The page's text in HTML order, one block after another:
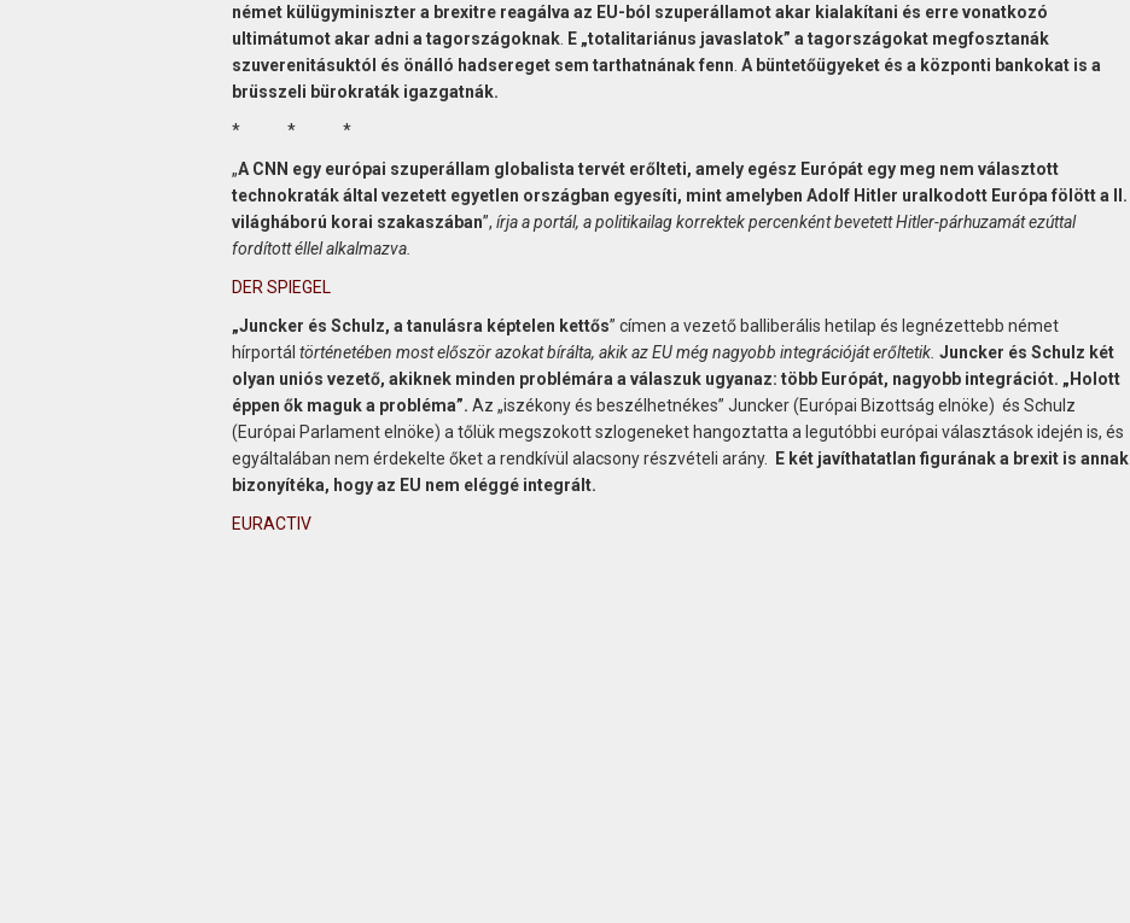
német külügyminiszter a brexitre reagálva az EU-ból szuperállamot akar kialakítani és erre vonatkozó
ultimátumot akar adni a tagországoknak. E „totalitariánus javaslatok” a tagországokat megfosztanák
szuverenitásuktól és önálló hadsereget sem tarthatnának fenn A büntetőügyeket és a központi bankokat is a
brüsszeli bürokraták igazgatnák.
* * *
„A CNN egy európai szuperállam globalista tervét erőlteti, amely egész Európát egy meg nem választott
technokraták által vezetett egyetlen országban egyesíti, mint amelyben Adolf Hitler uralkodott Európa fölött a II.
világháború korai szakaszában”, írja a portál, a politikailag korrektek percenként bevetett Hitler-párhuzamát ezúttal
fordított éllel alkalmazva.
DER SPIEGEL
„Juncker és Schulz, a tanulásra képtelen kettős” címen a vezető balliberális hetilap és legnézettebb német
hírportál történetében most először azokat bírálta, akik az EU még nagyobb integrációját erőltetik. Juncker és Schulz két
olyan uniós vezető, akiknek minden problémára a válaszuk ugyanaz: több Európát, nagyobb integrációt. „Holott
éppen ők maguk a probléma”. Az „iszékony és beszélhetnékes” Juncker (Európai Bizottság elnöke) és Schulz
(Európai Parlament elnöke) a tőlük megszokott szlogeneket hangoztatta a legutóbbi európai választások idején is, és
egyáltalában nem érdekelte őket a rendkívül alacsony részvételi arány.
E két javíthatatlan figurának a brexit is annak
bizonyítéka, hogy az EU nem eléggé integrált.
EURACTIV